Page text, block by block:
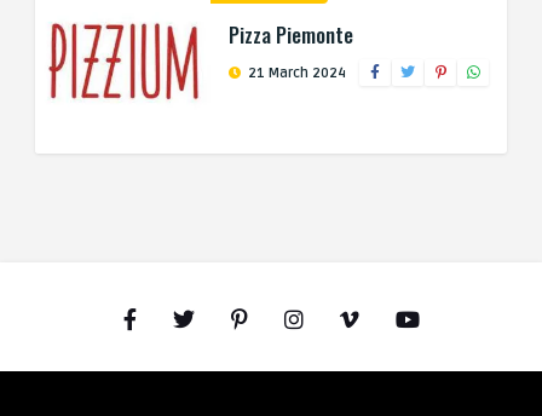
Pizza Piemonte
21 March 2024